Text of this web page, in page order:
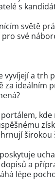
s
světě
své
vyvíjejí a
za ideálním
a
lépe